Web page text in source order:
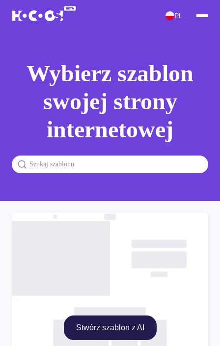
PL
Wybierz szablon
swojej strony
internetowej
Stwórz szablon z AI